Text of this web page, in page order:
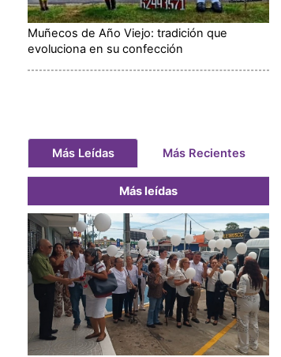
Muñecos de Año Viejo: tradición que
evoluciona en su confección
Más Leídas Más Recientes
Más leídas